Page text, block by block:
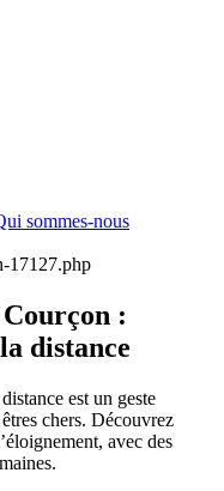
sommes-nous
17127.php
:
distance
est un geste
chers. Découvrez
avec des